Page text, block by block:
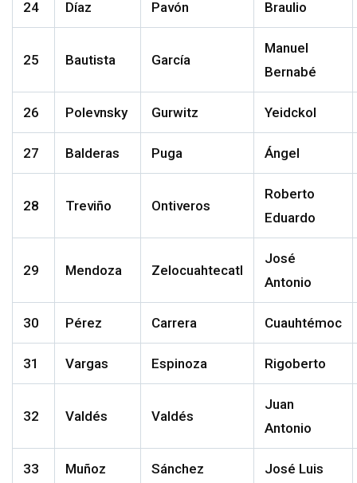
24 Díaz Pavón Braulio
25 Bautista García
Manuel
Bernabé
26 Polevnsky Gurwitz Yeidckol
27 Balderas Puga Ángel
28 Treviño Ontiveros
Roberto
Eduardo
29 Mendoza Zelocuahtecatl
José
Antonio
30 Pérez Carrera Cuauhtémoc
31 Vargas Espinoza Rigoberto
32 Valdés Valdés
Juan
Antonio
33 Muñoz Sánchez José Luis